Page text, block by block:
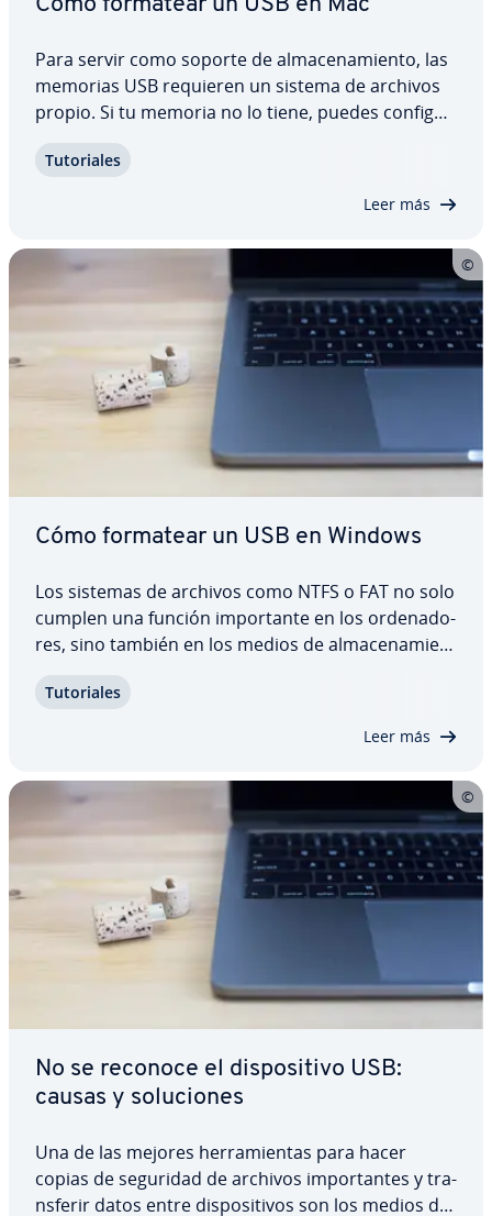
Cómo formatear un USB en Mac
Para servir como soporte de al­ma­ce­na­mie­n­to, las
memorias USB requieren un sistema de archivos
propio. Si tu memoria no lo tiene, puedes co­n­fi­gu­
Para hacerlo, los usuarios de Mac disponen de
Tu­to­ria­les
Leer más
Cómo formatear un USB en Windows
Los sistemas de archivos como NTFS o FAT no solo
cumplen una función im­po­r­ta­n­te en los or­de­na­do­
res, sino también en los medios de al­ma­ce­na­mie­n­
igua­l­me­n­te en estas técnicas de or­ga­ni­za­ción de
Tu­to­ria­les
Leer más
No se reconoce el di­s­po­si­ti­vo USB:
causas y so­lu­cio­nes
Una de las mejores he­rra­mie­n­tas para hacer
copias de seguridad de archivos im­po­r­ta­n­tes y tra­
n­s­fe­rir datos entre di­s­po­si­ti­vos son los medios de